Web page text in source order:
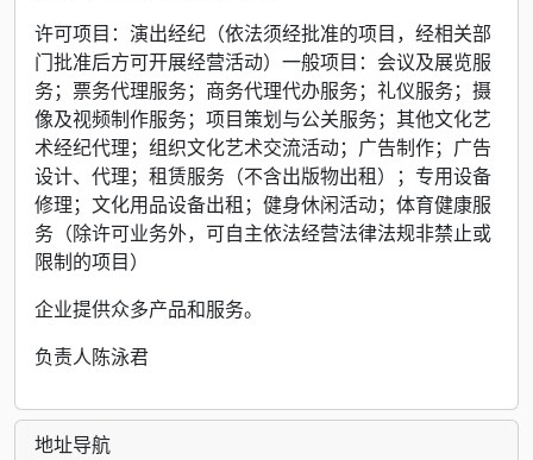
许可项目：演出经纪（依法须经批准的项目，经相关部
门批准后方可开展经营活动）一般项目：会议及展览服
务；票务代理服务；商务代理代办服务；礼仪服务；摄
像及视频制作服务；项目策划与公关服务；其他文化艺
术经纪代理；组织文化艺术交流活动；广告制作；广告
设计、代理；租赁服务（不含出版物出租）；专用设备
修理；文化用品设备出租；健身休闲活动；体育健康服
务（除许可业务外，可自主依法经营法律法规非禁止或
限制的项目）
企业提供众多产品和服务。
负责人陈泳君
地址导航